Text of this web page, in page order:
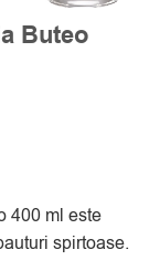
Buteo
400 ml este
spirtoase.